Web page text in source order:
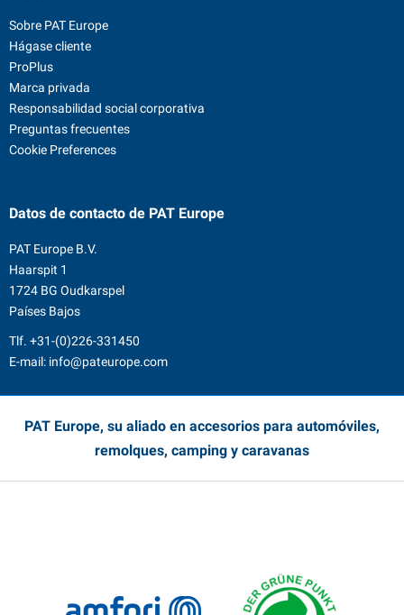
Sobre PAT Europe
Hágase cliente
ProPlus
Marca privada
Responsabilidad social corporativa
Preguntas frecuentes
Cookie Preferences
Datos de contacto de PAT Europe
PAT Europe B.V.
Haarspit 1
1724 BG Oudkarspel
Países Bajos
Tlf. +31-(0)226-331450
E-mail: info@pateurope.com
PAT Europe, su aliado en accesorios para automóviles,
remolques, camping y caravanas